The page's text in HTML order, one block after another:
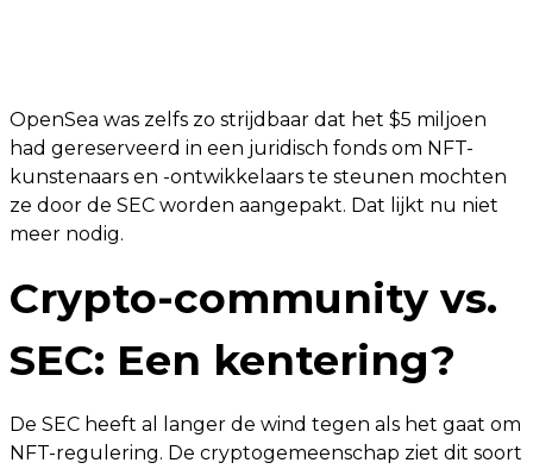
OpenSea was zelfs zo strijdbaar dat het $5 miljoen
had gereserveerd in een juridisch fonds om NFT-
kunstenaars en -ontwikkelaars te steunen mochten
ze door de SEC worden aangepakt. Dat lijkt nu niet
meer nodig.
Crypto-community vs.
SEC: Een kentering?
De SEC heeft al langer de wind tegen als het gaat om
NFT-regulering. De cryptogemeenschap ziet dit soort